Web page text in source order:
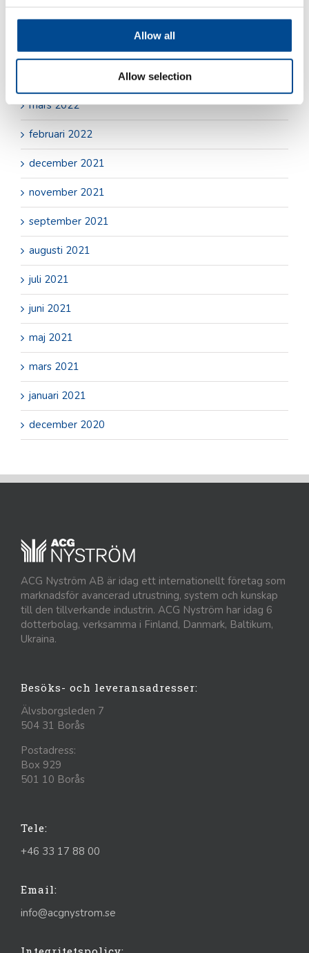
Allow all
Allow selection
juni 2022
mars 2022
februari 2022
december 2021
november 2021
september 2021
augusti 2021
juli 2021
juni 2021
maj 2021
mars 2021
januari 2021
december 2020
ACG Nyström AB är idag ett internationellt företag som
marknadsför avancerad utrustning, system och kunskap
till den tillverkande industrin. ACG Nyström har idag 6
dotterbolag, verksamma i Finland, Danmark, Baltikum,
Ukraina.
Besöks- och leveransadresser:
Älvsborgsleden 7
504 31 Borås
Postadress:
Box 929
501 10 Borås
Tele:
+46 33 17 88 00
Email:
info@acgnystrom.se